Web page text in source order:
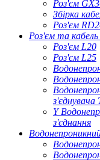
Роз'єм
Збірка
Роз'єм
Роз'єм та кабель
Роз'єм L20
Роз'єм L25
з'єднувача
Y
з'єднання